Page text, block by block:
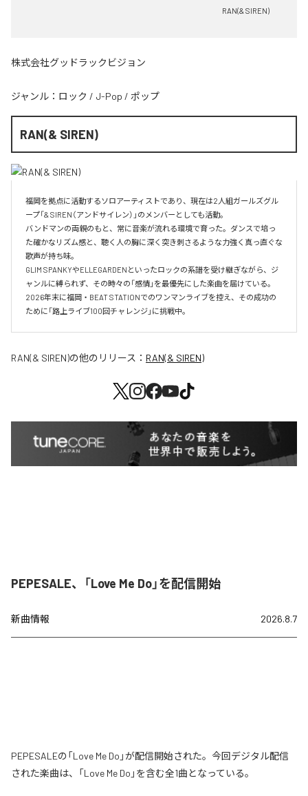
RAN(& SIREN)
株式会社グッドラックビジョン
ジャンル： ロック / J-Pop / ポップ
RAN(& SIREN)
福岡を拠点に活動するソロアーティストであり、現在は2人組ガールズグル
ープ「& SIREN（アンドサイレン）」のメンバーとしても活動。
バンドマンの両親のもと、常に音楽が流れる環境で育った。ダンスで培っ
た確かなリズム感と、聴く人の胸に深く突き刺さるような力強く真っ直ぐな
歌声が持ち味。
GLIM SPANKYやELLEGARDENといったロックの系譜を受け継ぎながら、ジ
ャンルに縛られず、その時々の「感情」を最優先にした楽曲を届けている。
2026年末に福岡・BEAT STATIONでのワンマンライブを控え、その成功の
ために「路上ライブ100回チャレンジ」に挑戦中。
RAN(& SIREN)の他のリリース： RAN(& SIREN)
PEPESALE、「Love Me Do」を配信開始
新曲情報 2026.8.7
PEPESALEの「Love Me Do」が配信開始された。今回デジタル配信
された楽曲は、「Love Me Do」を含む全1曲となっている。